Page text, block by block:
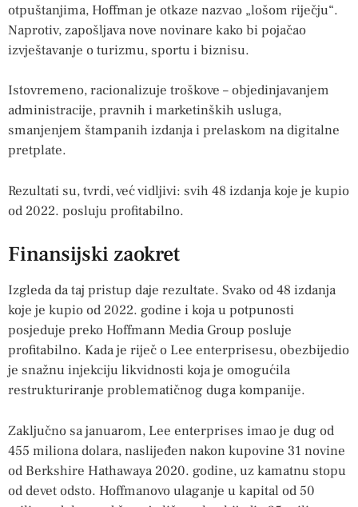
otpuštanjima, Hoffman je otkaze nazvao „lošom riječju“.
Naprotiv, zapošljava nove novinare kako bi pojačao
izvještavanje o turizmu, sportu i biznisu.
Istovremeno, racionalizuje troškove – objedinjavanjem
administracije, pravnih i marketinških usluga,
smanjenjem štampanih izdanja i prelaskom na digitalne
pretplate.
Rezultati su, tvrdi, već vidljivi: svih 48 izdanja koje je kupio
od 2022. posluju profitabilno.
Finansijski zaokret
Izgleda da taj pristup daje rezultate. Svako od 48 izdanja
koje je kupio od 2022. godine i koja u potpunosti
posjeduje preko Hoffmann Media Group posluje
profitabilno. Kada je riječ o Lee enterprisesu, obezbijedio
je snažnu injekciju likvidnosti koja je omogućila
restrukturiranje problematičnog duga kompanije.
Zaključno sa januarom, Lee enterprises imao je dug od
455 miliona dolara, naslijeđen nakon kupovine 31 novine
od Berkshire Hathawaya 2020. godine, uz kamatnu stopu
od devet odsto. Hoffmanovo ulaganje u kapital od 50